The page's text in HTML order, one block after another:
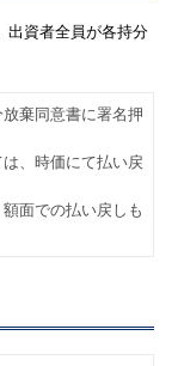
出資者全員が各持分
棄同意書に署名押
、時価にて払い戻
面での払い戻しも